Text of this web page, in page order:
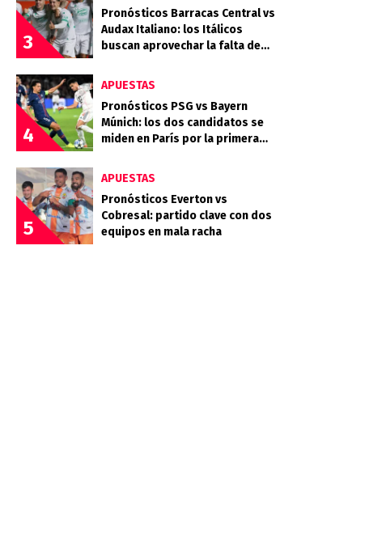
3
Pronósticos Barracas Central vs
Audax Italiano: los Itálicos
buscan aprovechar la falta de
4
APUESTAS
Pronósticos PSG vs Bayern
Múnich: los dos candidatos se
miden en París por la primera
5
APUESTAS
Pronósticos Everton vs
Cobresal: partido clave con dos
equipos en mala racha